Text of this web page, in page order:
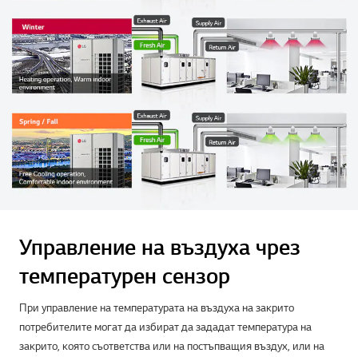
Управление на въздуха чрез
температурен сензор
При управление на температурата на въздуха на закрито
потребителите могат да избират да зададат температура на
закрито, която съответства или на постъпващия въздух, или на